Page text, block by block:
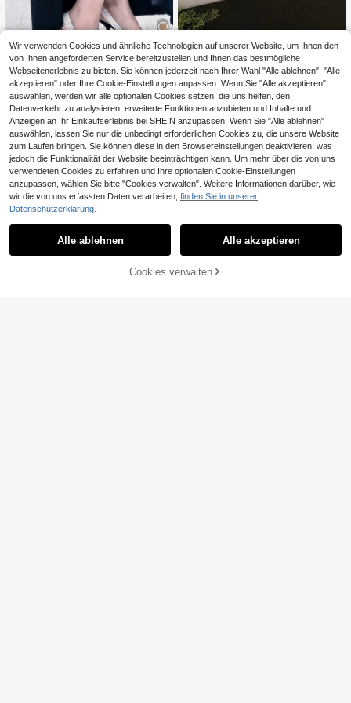
12
Sandalen mit spitzer Zehenpartie u
nd Kitten-Heel – mit offenem Ferse
nbereich, lässig und vielseitig komb
inierbar
39,38€
ne Farbe, professionelle Damensch
uhe, romantische herzförmige Schu
he, Valentinstag, Business, Party, M
Miss Mi
Sommer Neue Metall Schnalle Spit
chlossene Zehe Slip-On, Elegant, P
24,22€
ZUM WARENKORB HINZUFÜGEN
Wir verwenden Cookies und ähnliche Technologien auf unserer Website, um Ihnen den
von Ihnen angeforderten Service bereitzustellen und Ihnen das bestmögliche
Webseitenerlebnis zu bieten. Sie können jederzeit nach Ihrer Wahl "Alle ablehnen", "Alle
akzeptieren" oder Ihre Cookie-Einstellungen anpassen. Wenn Sie "Alle akzeptieren"
auswählen, werden wir alle optionalen Cookies setzen, die uns helfen, den
Datenverkehr zu analysieren, erweiterte Funktionen anzubieten und Inhalte und
Anzeigen an Ihr Einkaufserlebnis bei SHEIN anzupassen. Wenn Sie "Alle ablehnen"
auswählen, lassen Sie nur die unbedingt erforderlichen Cookies zu, die unsere Website
zum Laufen bringen. Sie können diese in den Browsereinstellungen deaktivieren, was
jedoch die Funktionalität der Website beeinträchtigen kann. Um mehr über die von uns
verwendeten Cookies zu erfahren und Ihre optionalen Cookie-Einstellungen
anzupassen, wählen Sie bitte "Cookies verwalten". Weitere Informationen darüber, wie
wir die von uns erfassten Daten verarbeiten, finden Sie in unserer
Datenschutzerklärung.
Alle ablehnen Alle akzeptieren
Cookies verwalten